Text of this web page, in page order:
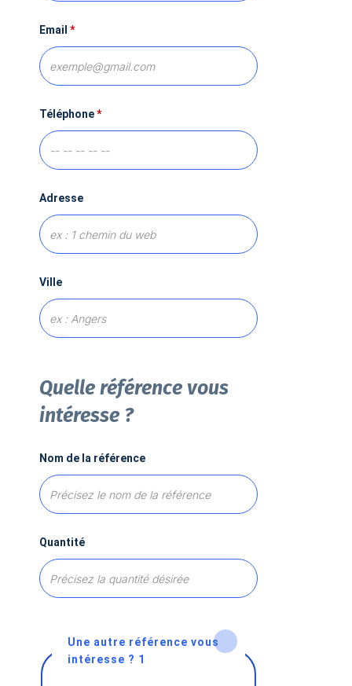
Email *
Téléphone*
Adresse
Ville
Quelle référence vous
intéresse ?
Nom de la référence
Quantité
Une autre référence vous
intéresse ? 1